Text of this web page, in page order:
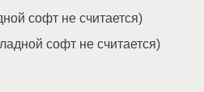
софт не считается)
софт не считается)